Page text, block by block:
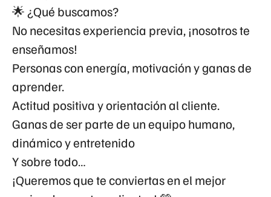
🌟 ¿Qué buscamos?
No necesitas experiencia previa, ¡nosotros te
enseñamos!
Personas con energía, motivación y ganas de
aprender.
Actitud positiva y orientación al cliente.
Ganas de ser parte de un equipo humano,
dinámico y entretenido
Y sobre todo…
¡Queremos que te conviertas en el mejor